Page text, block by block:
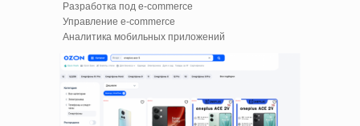
Разработка под e-commerce
Управление e-commerce
Аналитика мобильных приложений